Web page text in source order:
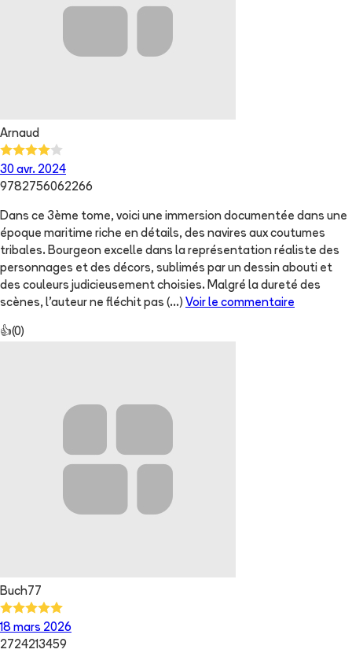
Arnaud
30 avr. 2024
9782756062266
Dans ce 3ème tome, voici une immersion documentée dans une
époque maritime riche en détails, des navires aux coutumes
tribales. Bourgeon excelle dans la représentation réaliste des
personnages et des décors, sublimés par un dessin abouti et
des couleurs judicieusement choisies. Malgré la dureté des
scènes, l'auteur ne fléchit pas (...) Voir le commentaire
👍(0)
Buch77
18 mars 2026
2724213459